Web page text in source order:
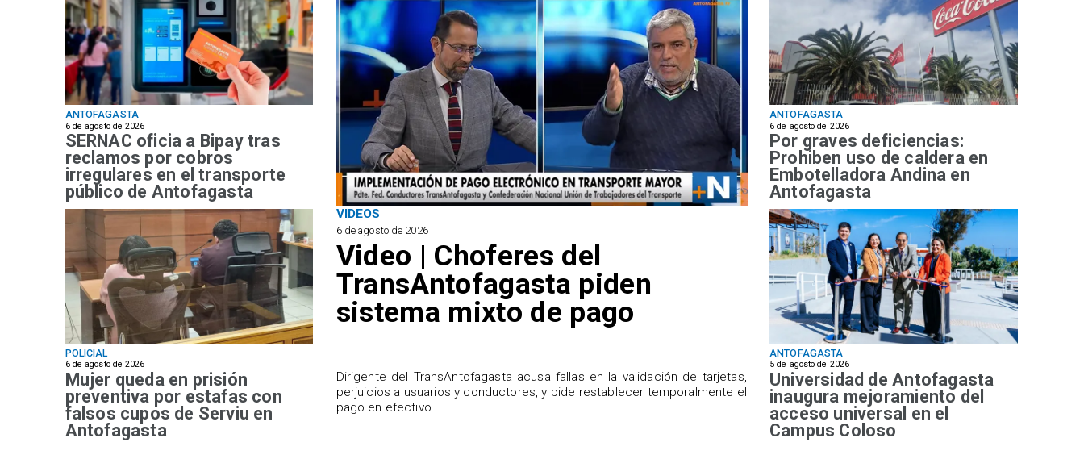
ANTOFAGASTA
6 de agosto de 2026
SERNAC oficia a Bipay tras
reclamos por cobros
irregulares en el transporte
público de Antofagasta
VIDEOS
6 de agosto de 2026
Video | Choferes del
TransAntofagasta piden
sistema mixto de pago
​Dirigente del TransAntofagasta acusa fallas en la validación de tarjetas,
perjuicios a usuarios y conductores, y pide restablecer temporalmente el
pago en efectivo.
POLICIAL
6 de agosto de 2026
Mujer queda en prisión
preventiva por estafas con
falsos cupos de Serviu en
Antofagasta
ANTOFAGASTA
6 de agosto de 2026
Por graves deficiencias:
Prohiben uso de caldera en
Embotelladora Andina en
Antofagasta
ANTOFAGASTA
5 de agosto de 2026
Universidad de Antofagasta
inaugura mejoramiento del
acceso universal en el
Campus Coloso